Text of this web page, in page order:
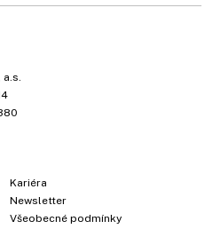
Kariéra
Newsletter
Všeobecné podmínky